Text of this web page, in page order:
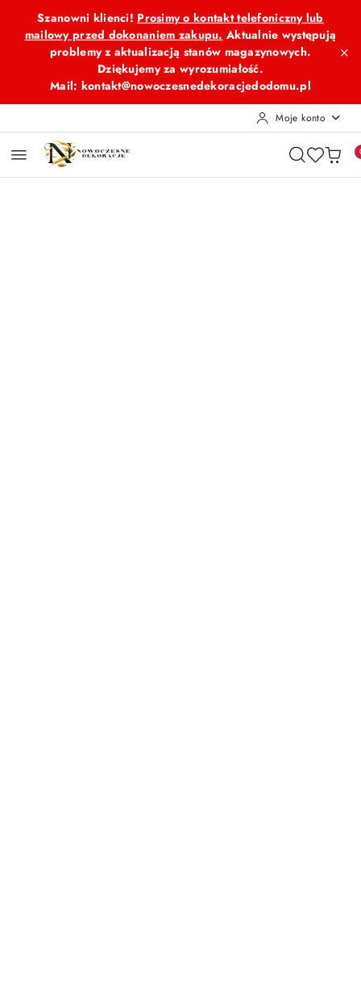
Przejdź do treści głównej
Przejdź do wyszukiwarki
Przejdź do moje konto
Przejdź do menu głównego
Przejdź do opisu produktu
Przejdź do stopki
Szanowni klienci! Prosimy o kontakt telefoniczny lub
mailowy przed dokonaniem zakupu. Aktualnie występują
problemy z aktualizacją stanów magazynowych.
Dziękujemy za wyrozumiałość.
Mail: kontakt@nowoczesnedekoracjedodomu.pl
Moje konto